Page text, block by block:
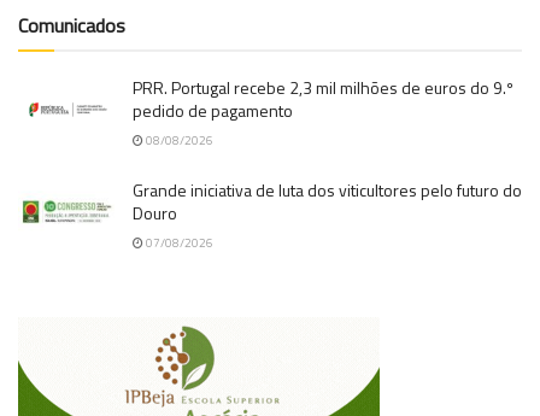
Comunicados
PRR. Portugal recebe 2,3 mil milhões de euros do 9.º
pedido de pagamento
08/08/2026
Grande iniciativa de luta dos viticultores pelo futuro do
Douro
07/08/2026